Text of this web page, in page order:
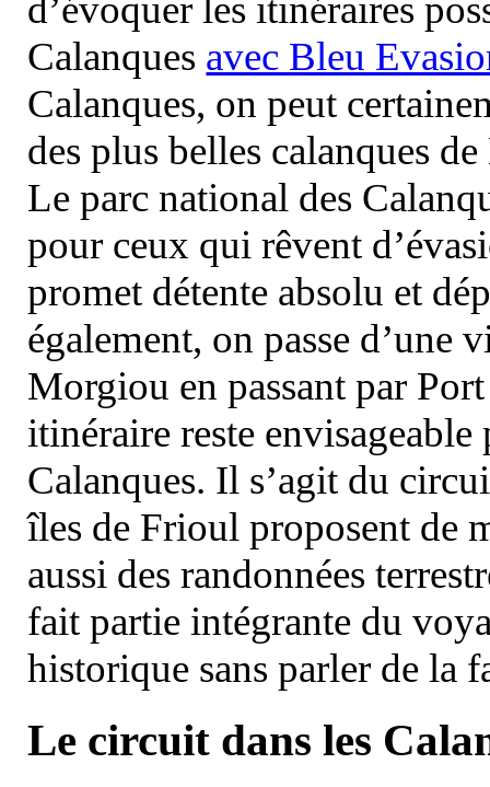
d’évoquer les itinéraires
Calanques avec Bleu
Calanques, on peut
des plus belles calanques
Le parc national des
pour ceux qui rêvent
promet détente absolu et
également, on passe d’une
Morgiou en passant par
itinéraire reste
Calanques. Il s’agit du
îles de Frioul proposent de
aussi des randonnées
fait partie intégrante du
historique sans parler de la
Le circuit dans les